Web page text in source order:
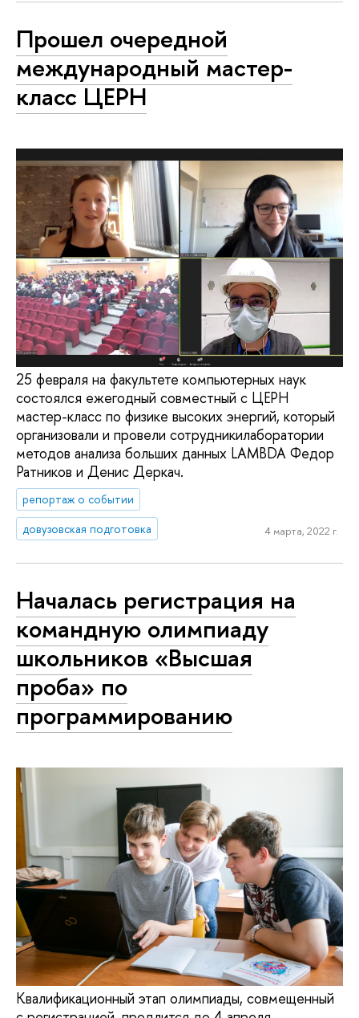
Прошел очередной
международный мастер-
класс ЦЕРН
25 февраля на факультете компьютерных наук
состоялся ежегодный совместный с ЦЕРН
мастер-класс по физике высоких энергий, который
организовали и провели сотрудникилаборатории
методов анализа больших данных LAMBDA Федор
Ратников и Денис Деркач.
репортаж о событии
довузовская подготовка
4 марта, 2022 г.
Началась регистрация на
командную олимпиаду
школьников «Высшая
проба» по
программированию
Квалификационный этап олимпиады, совмещенный